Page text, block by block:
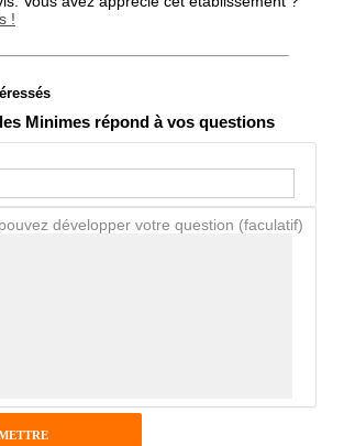
!
Minimes répond à vos questions
développer votre question (faculatif)